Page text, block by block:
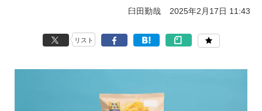
臼田勤哉 2025年2月17日 11:43
リスト